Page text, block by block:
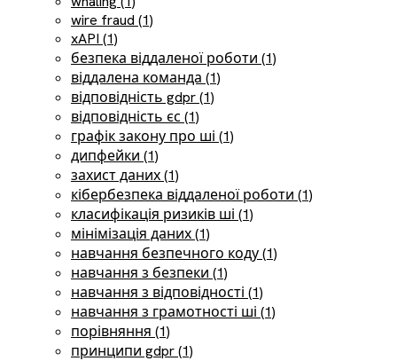
wire fraud (1)
xAPI (1)
безпека віддаленої роботи (1)
віддалена команда (1)
відповідність gdpr (1)
відповідність єс (1)
графік закону про ші (1)
дипфейки (1)
захист даних (1)
кібербезпека віддаленої роботи (1)
класифікація ризиків ші (1)
мінімізація даних (1)
навчання безпечного коду (1)
навчання з безпеки (1)
навчання з відповідності (1)
навчання з грамотності ші (1)
порівняння (1)
принципи gdpr (1)